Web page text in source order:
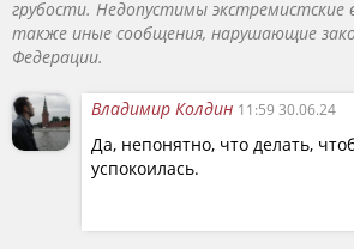
многонациональной польской
династии Ягеллонов с обширными
востоке, «кресами» — территориями
Белоруссии и Литвы.
В результате развала Австро-
мировой войны возникает
которая быстро правеет. В 1926
происходит переворот, в
грубости. Недопустимы экстремистские
также иные сообщения, нарушающие
Федерации.
Владимир Колдин 11:59 30.06.24
Да, непонятно, что делать,
успокоилась.